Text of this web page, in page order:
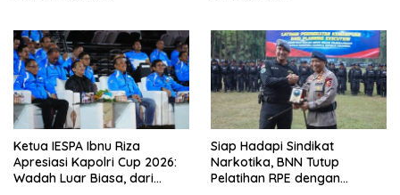
Ketua IESPA Ibnu Riza
Apresiasi Kapolri Cup 2026:
Wadah Luar Biasa, dari
Siap Hadapi Sindikat
Narkotika, BNN Tutup
Pelatihan RPE dengan